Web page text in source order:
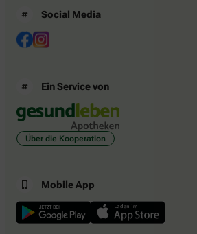
Social Media
Ein Service von
Über die Kooperation
Mobile App